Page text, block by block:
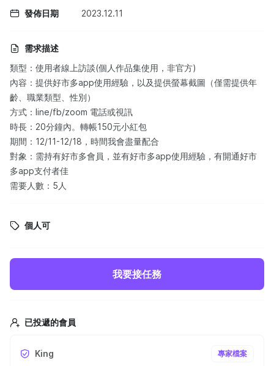
發佈日期 2023.12.11
需求描述
類型：使用者線上訪談(個人作品集使用，非官方)
內容：提供好市多app使用經驗，以及提供螢幕截圖（僅需提供年
齡、職業類型、性別）
方式：line/fb/zoom 電話或視訊
時長：20分鐘內。轉帳150元小紅包
期間：12/11-12/18，時間我會盡量配合
對象：需持有好市多會員，並有好市多app使用經驗，有開通好市
多app支付者佳
需要人數：5人
個人可
我要接任務
已投遞的會員
King 專家檔案